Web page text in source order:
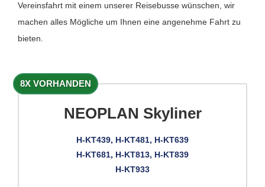
Vereinsfahrt mit einem unserer Reisebusse wünschen, wir
machen alles Mögliche um Ihnen eine angenehme Fahrt zu
bieten.
8X VORHANDEN
NEOPLAN Skyliner
H-KT439, H-KT481, H-KT639
H-KT681, H-KT813, H-KT839
H-KT933